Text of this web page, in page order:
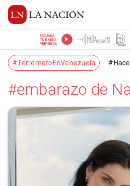
ESCUCHÁ
TU RADIO
PREFERIDA
#TerremotoEnVenezuela
#embarazo de